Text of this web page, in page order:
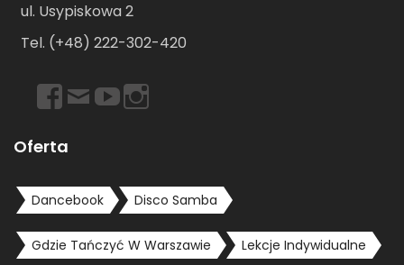
ul. Usypiskowa 2
Tel. (+48) 222-302-420
https://www.facebook.com/dancebookwarszawa
Emailhttps://www.youtube.com/user/dancebookpl
Oferta
Dancebook Disco Samba
Gdzie Tańczyć W Warszawie Lekcje Indywidualne